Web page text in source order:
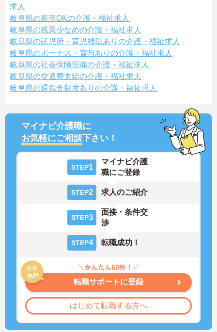
求人
岐阜県の新卒OKの介護・福祉求人
岐阜県の残業少なめの介護・福祉求人
岐阜県の託児所・育児補助ありの介護・福祉求人
岐阜県のボーナス・賞与ありの介護・福祉求人
岐阜県の社会保険完備の介護・福祉求人
岐阜県の交通費支給の介護・福祉求人
岐阜県の退職金制度ありの介護・福祉求人
マイナビ介護職に
お気軽にご相談下さい！
STEP1
マイナビ介護
職にご登録
STEP2 求人のご紹介
STEP3
面接・条件交
渉
STEP4 転職成功！
転職サポートに登録
はじめて転職する方へ